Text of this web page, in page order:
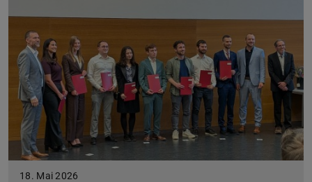
18. Mai 2026